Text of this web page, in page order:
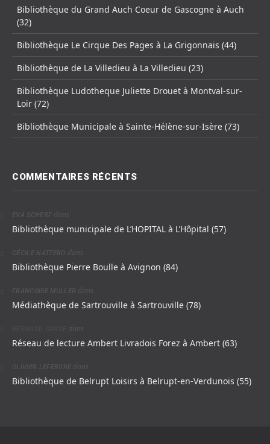
Bibliothèque du Grand Auch Coeur de Gascogne à Auch
(32)
Bibliothèque Le Cirque Des Pages à La Grigonnais (44)
Bibliothèque de La Villedieu à La Villedieu (23)
Bibliothèque Ludotheque Juliette Drouet à Montval-sur-
Loir (72)
Bibliothèque Municipale à Sainte-Hélène-sur-Isère (73)
COMMENTAIRES RÉCENTS
EVA SCHERF dans
Bibliothèque municipale de L’HOPITAL à L’Hôpital (57)
CÉCILE NATTERO dans
Bibliothèque Pierre Boulle à Avignon (84)
FRANCOISE MULLER dans
Médiathèque de Sartrouville à Sartrouville (78)
dans
Réseau de lecture Ambert Livradois Forez à Ambert (63)
OLIVIER LEFEBVRE dans
Bibliothèque de Belrupt Loisirs à Belrupt-en-Verdunois (55)